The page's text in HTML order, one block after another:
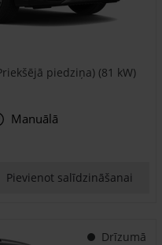
piedziņa) (81 kW)
Manuālā
Pievienot salīdzināšanai
Drīzumā